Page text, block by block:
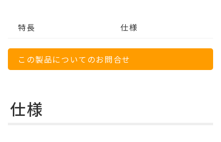
特長 仕様
この製品についてのお問合せ
仕様